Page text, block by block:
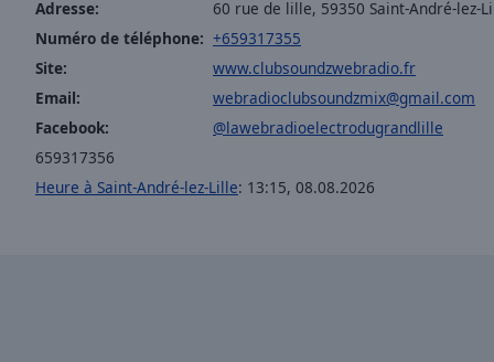
Edge
Style
Font
Family
Reset
Adresse:
60 rue de lille, 59350 Saint-André-lez-
Numéro de téléphone: +659317355
Site:
www.clubsoundzwebradio.fr
Email:
webradioclubsoundzmix@gmail.com
Facebook:
@lawebradioelectrodugrandlille
659317356
Heure à Saint-André-lez-Lille: 13:15, 08.08.2026